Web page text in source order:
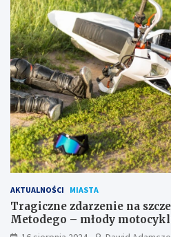
AKTUALNOŚCI MIASTA
Tragiczne zdarzenie na
Metodego – młody